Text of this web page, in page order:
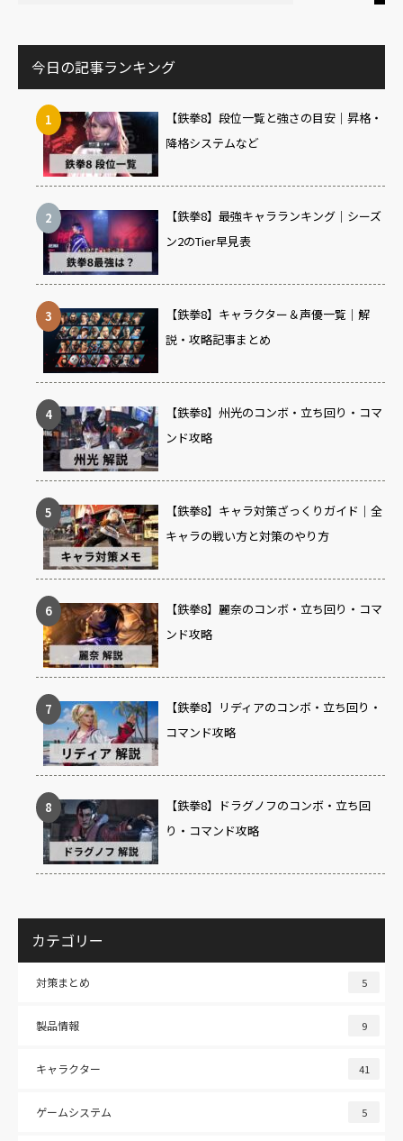
今日の記事ランキング
【鉄拳8】段位一覧と強さの目安｜昇格・
降格システムなど
【鉄拳8】最強キャラランキング｜シーズ
ン2のTier早見表
【鉄拳8】キャラクター＆声優一覧｜解
説・攻略記事まとめ
【鉄拳8】州光のコンボ・立ち回り・コマ
ンド攻略
【鉄拳8】キャラ対策ざっくりガイド｜全
キャラの戦い方と対策のやり方
【鉄拳8】麗奈のコンボ・立ち回り・コマ
ンド攻略
【鉄拳8】リディアのコンボ・立ち回り・
コマンド攻略
【鉄拳8】ドラグノフのコンボ・立ち回
り・コマンド攻略
カテゴリー
対策まとめ 5
製品情報 9
キャラクター 41
ゲームシステム 5